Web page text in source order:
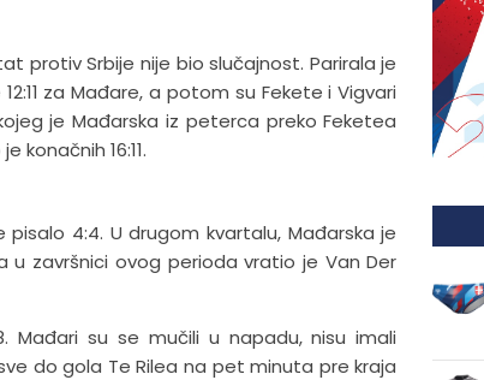
protiv Srbije nije bio slučajnost. Parirala je
za Mađare, a potom su Fekete i Vigvari
je Mađarska iz peterca preko Feketea
konačnih 16:11.
4:4. U drugom kvartalu, Mađarska je
završnici ovog perioda vratio je Van Der
Mađari su se mučili u napadu, nisu imali
do gola Te Rilea na pet minuta pre kraja